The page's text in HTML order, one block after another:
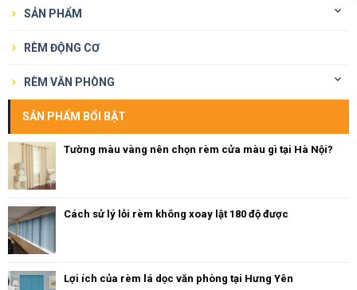
SẢN PHẨM
RÈM ĐỘNG CƠ
RÈM VĂN PHÒNG
SẢN PHẨM BỔI BẬT
Tường màu vàng nên chọn rèm cửa màu gì tại Hà Nội?
Cách sử lý lỗi rèm không xoay lật 180 độ được
Lợi ích của rèm lá dọc văn phòng tại Hưng Yên